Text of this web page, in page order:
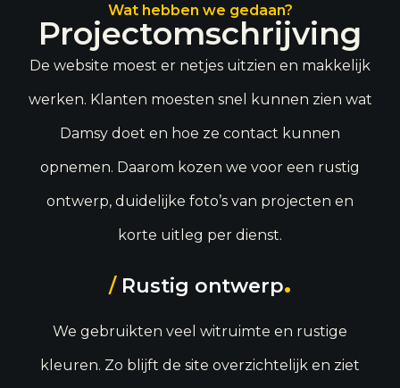
/ Rustig ontwerp.
We gebruikten veel witruimte en rustige
kleuren. Zo blijft de site overzichtelijk en ziet
Wat hebben we gedaan?
Projectomschrijving
De website moest er netjes uitzien en makkelijk
werken. Klanten moesten snel kunnen zien wat
Damsy doet en hoe ze contact kunnen
opnemen. Daarom kozen we voor een rustig
ontwerp, duidelijke foto’s van projecten en
korte uitleg per dienst.